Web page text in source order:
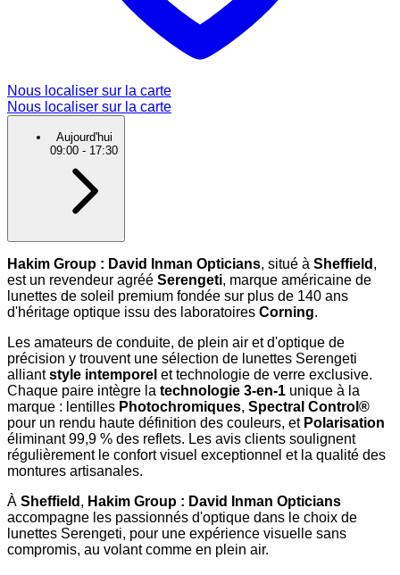
Nous localiser sur la carte
Nous localiser sur la carte
Aujourd'hui
09:00 - 17:30
Hakim Group : David Inman Opticians, situé à Sheffield ,
est un revendeur agréé Serengeti, marque américaine de
lunettes de soleil premium fondée sur plus de 140 ans
d'héritage optique issu des laboratoires Corning.
Les amateurs de conduite, de plein air et d'optique de
précision y trouvent une sélection de lunettes Serengeti
alliantstyle intemporel et technologie de verre exclusive.
Chaque paire intègre la technologie 3-en-1 unique à la
marque : lentilles Photochromiques, Spectral Control®
pour un rendu haute définition des couleurs, et Polarisation
éliminant 99,9 % des reflets. Les avis clients soulignent
régulièrement le confort visuel exceptionnel et la qualité des
montures artisanales.
À Sheffield , Hakim Group : David Inman Opticians
accompagne les passionnés d'optique dans le choix de
lunettes Serengeti, pour une expérience visuelle sans
compromis, au volant comme en plein air.